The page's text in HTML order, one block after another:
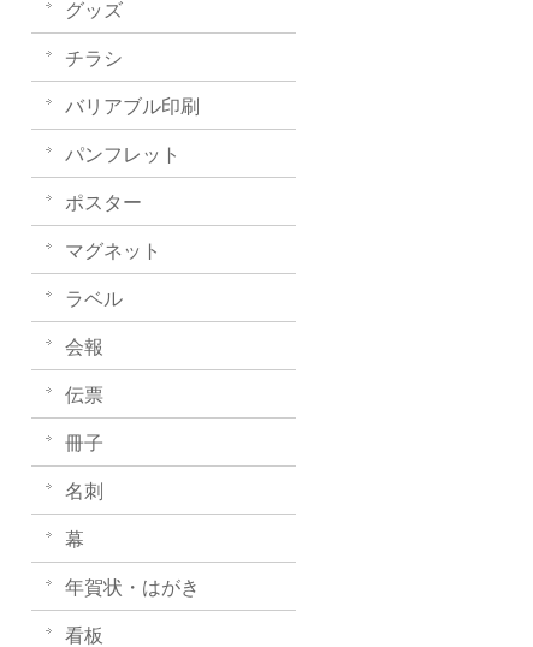
グッズ
チラシ
バリアブル印刷
パンフレット
ポスター
マグネット
ラベル
会報
伝票
冊子
名刺
幕
年賀状・はがき
看板